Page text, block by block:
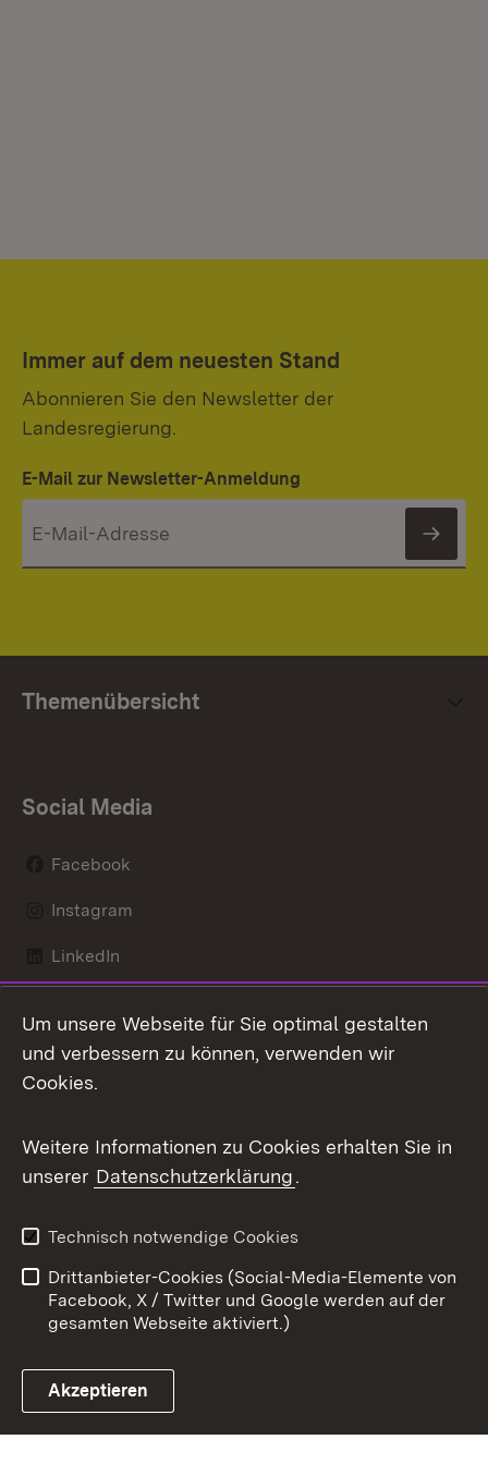
Immer auf dem neuesten Stand
Abonnieren Sie den Newsletter der
Landesregierung.
E-Mail zur Newsletter-Anmeldung
Themenübersicht
Social Media
Facebook
Instagram
LinkedIn
X / Twitter
Youtube
Link zum Landesportal
Kontakt
Datenschutz
Barrierefreiheit
Impressum
Cookies
Um unsere Webseite für Sie optimal gestalten
und verbessern zu können, verwenden wir
Cookies.
Weitere Informationen zu Cookies erhalten Sie in
unserer Datenschutzerklärung.
Technisch notwendige Cookies
Drittanbieter-Cookies (Social-Media-Elemente von
Facebook, X / Twitter und Google werden auf der
gesamten Webseite aktiviert.)
Akzeptieren